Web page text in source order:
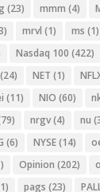
(23) mmm (4)
mrvl (1) ms (1)
Nasdaq 100 (422)
(24) NET (1)
(11) NIO (60)
nrgv(4) nu
(6) NYSE(14)
Opinion (202)
pags (23)